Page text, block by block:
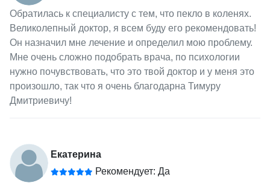
Обратилась к специалисту с тем, что пекло в коленях.
Великолепный доктор, я всем буду его рекомендовать!
Он назначил мне лечение и определил мою проблему.
Мне очень сложно подобрать врача, по психологии
нужно почувствовать, что это твой доктор и у меня это
произошло, так что я очень благодарна Тимуру
Дмитриевичу!
Екатерина
Рекомендует: Да